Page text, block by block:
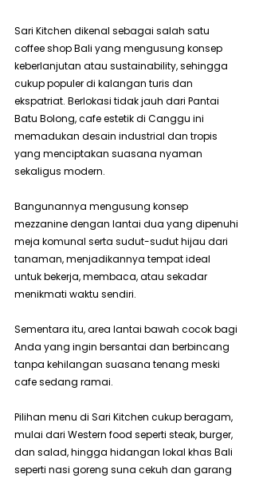
Sari Kitchen dikenal sebagai salah satu
coffee shop Bali yang mengusung konsep
keberlanjutan atau sustainability, sehingga
cukup populer di kalangan turis dan
ekspatriat. Berlokasi tidak jauh dari Pantai
Batu Bolong, cafe estetik di Canggu ini
memadukan desain industrial dan tropis
yang menciptakan suasana nyaman
sekaligus modern.
Bangunannya mengusung konsep
mezzanine dengan lantai dua yang dipenuhi
meja komunal serta sudut-sudut hijau dari
tanaman, menjadikannya tempat ideal
untuk bekerja, membaca, atau sekadar
menikmati waktu sendiri.
Sementara itu, area lantai bawah cocok bagi
Anda yang ingin bersantai dan berbincang
tanpa kehilangan suasana tenang meski
cafe sedang ramai.
Pilihan menu di Sari Kitchen cukup beragam,
mulai dari Western food seperti steak, burger,
dan salad, hingga hidangan lokal khas Bali
seperti nasi goreng suna cekuh dan garang